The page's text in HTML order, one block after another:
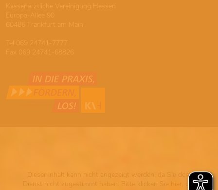
Dieser Inhalt kann nicht angezeigt werden, da Sie dem
Dienst nicht zugestimmt haben. Bitte klicken Sie hier, um